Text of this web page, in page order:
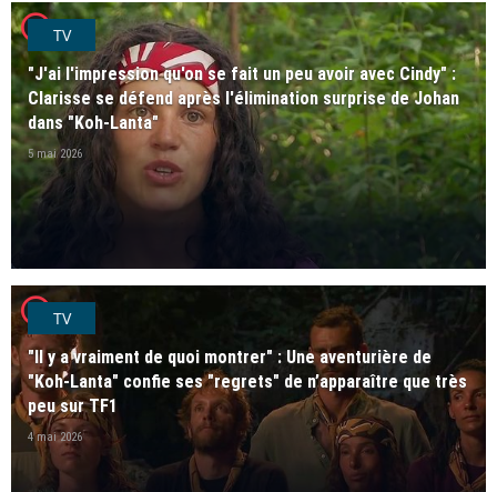
player2TV
"J'ai l'impression qu'on se fait un peu avoir avec Cindy" :
Clarisse se défend après l'élimination surprise de Johan
dans "Koh-Lanta"
5 mai 2026
player2TV
"Il y a vraiment de quoi montrer" : Une aventurière de
"Koh-Lanta" confie ses "regrets" de n’apparaître que très
peu sur TF1
4 mai 2026